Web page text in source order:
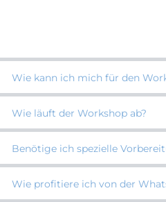
Wie kann ich mich für den
Wie läuft der Workshop ab?
Benötige ich spezielle
Wie profitiere ich von der